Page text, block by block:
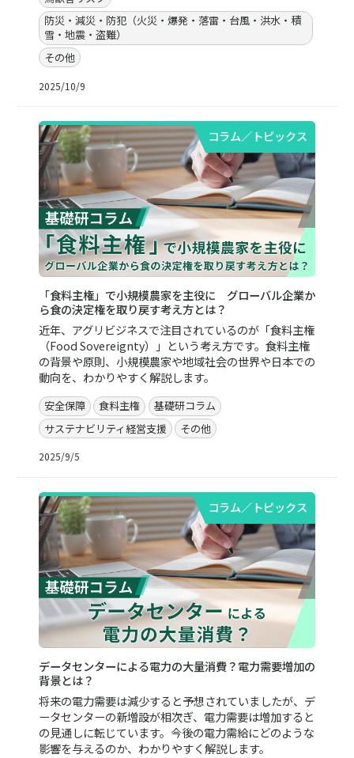
防災・減災・防犯（火災・爆発・落雷・台風・洪水・積
雪・地震・盗難）
その他
2025/10/9
コラム／トピックス
「食料主権」で小規模農家を主役に グローバル企業か
ら食の決定権を取り戻す考え方とは？
近年、アグリビジネスで注目されているのが「食料主権
（Food Sovereignty）」という考え方です。食料主権
の背景や原則、小規模農家や地域社会の世界や日本での
動向を、わかりやすく解説します。
安全保障 食料主権
基礎研コラム
サステナビリティ経営支援
その他
2025/9/5
コラム／トピックス
データセンターによる電力の大量消費？電力需要増加の
背景とは？
将来の電力需要は減少すると予想されていましたが、デ
ータセンターの新増設が相次ぎ、電力需要は増加すると
の見通しに転じています。今後の電力需給にどのような
影響を与えるのか、わかりやすく解説します。